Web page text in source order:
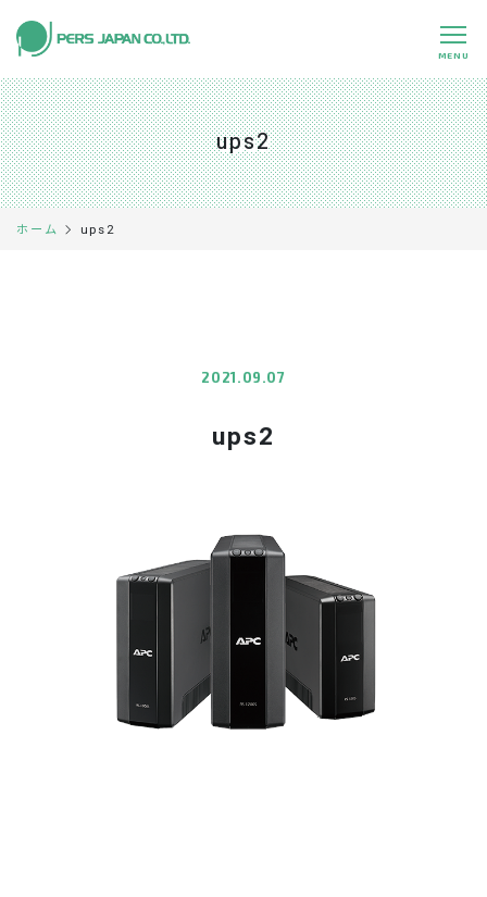
MENU
私たちの特長 About Us
事業内容 Business
0120-891-224
ups2
ホーム ups2
2021.09.07
ups2